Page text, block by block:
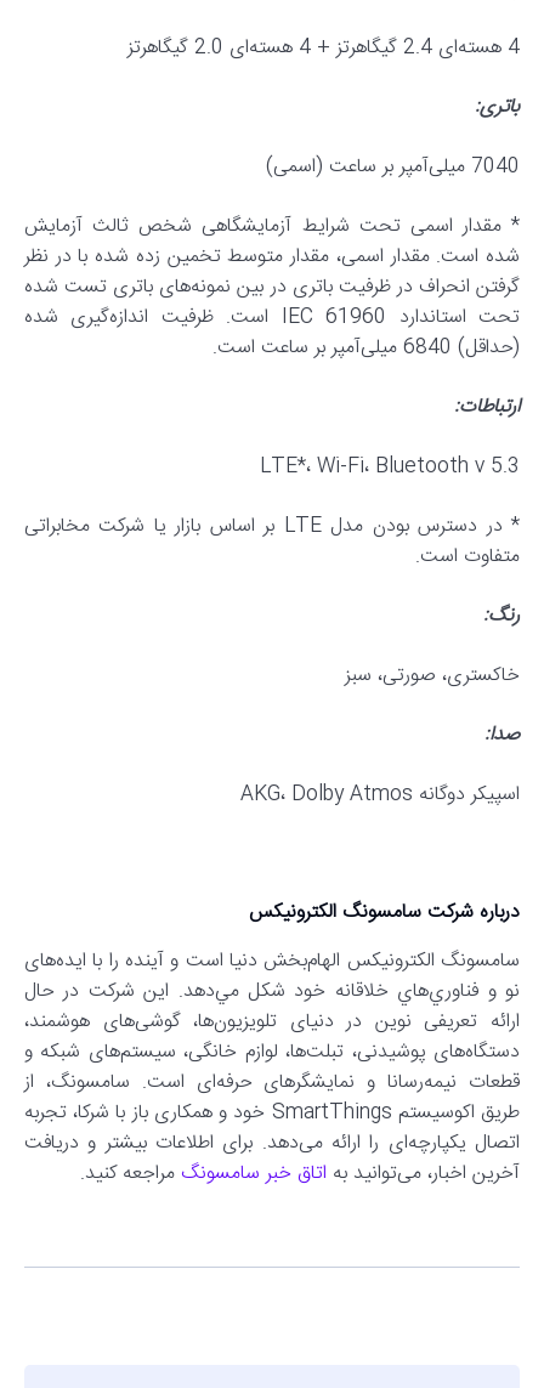
4 هسته‌ای 2.4 گیگاهرتز + 4 هسته‌ای 2.0 گیگاهرتز
باتری:
7040 میلی‌آمپر بر ساعت (اسمی)
* مقدار اسمی تحت شرایط آزمایشگاهی شخص ثالث آزمایش
شده است. مقدار اسمی، مقدار متوسط ​​تخمین زده شده با در نظر
گرفتن انحراف در ظرفیت باتری در بین نمونه‌های باتری تست شده
تحت استاندارد IEC 61960 است. ظرفیت اندازه‌گیری شده
(حداقل) 6840 میلی‌آمپر بر ساعت است.
ارتباطات:
LTE*، Wi-Fi، Bluetooth v 5.3
* در دسترس بودن مدل LTE بر اساس بازار یا شرکت مخابراتی
متفاوت است.
رنگ:
خاکستری، صورتی، سبز
صدا:
اسپیکر دوگانه AKG، Dolby Atmos
درباره شرکت سامسونگ الکترونیکس
سامسونگ الكترونيكس الهام‌بخش دنیا است و آينده را با ايده‌های
نو و فناوري‌هاي خلاقانه خود شكل مي‌دهد. این شرکت در حال
ارائه تعریفی نوین در دنیای تلویزیون‌ها، گوشی‌های هوشمند،
دستگاه‌های پوشیدنی، تبلت‌ها، لوازم خانگی، سیستم‌های شبکه و
قطعات نیمه‌رسانا و نمایشگرهای حرفه‌ای است. سامسونگ، از
طریق اکوسیستم SmartThings خود و همکاری باز با شرکا، تجربه
اتصال یکپارچه‌ای را ارائه می‌دهد. برای اطلاعات بیشتر و دریافت
آخرین اخبار، می‌توانید به اتاق خبر سامسونگ مراجعه کنید.